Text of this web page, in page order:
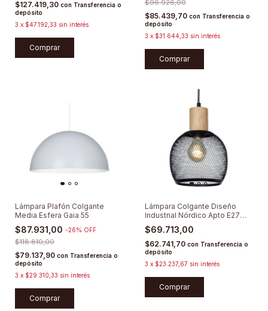
$127.419,30 con Transferencia o
depósito
3 x $47.192,33 sin interés
Comprar
$96.926,00
$85.439,70 con Transferencia o
depósito
3 x $31.644,33 sin interés
Comprar
Lámpara Plafón Colgante
Media Esfera Gaia 55
$87.931,00 -26% OFF
$118.810,00
$79.137,90 con Transferencia o
depósito
3 x $29.310,33 sin interés
Comprar
Lámpara Colgante Diseño
Industrial Nórdico Apto E27
Led Deco
$69.713,00
$62.741,70 con Transferencia o
depósito
3 x $23.237,67 sin interés
Comprar